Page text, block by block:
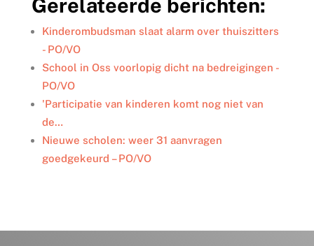
d
I
n
o
o
k
e
r
Gerelateerde berichten:
Kinderombudsman slaat alarm over thuiszitters
- PO/VO
School in Oss voorlopig dicht na bedreigingen -
PO/VO
'Participatie van kinderen komt nog niet van
de…
Nieuwe scholen: weer 31 aanvragen
goedgekeurd – PO/VO